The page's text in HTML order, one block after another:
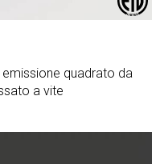
quadrato da
a vite